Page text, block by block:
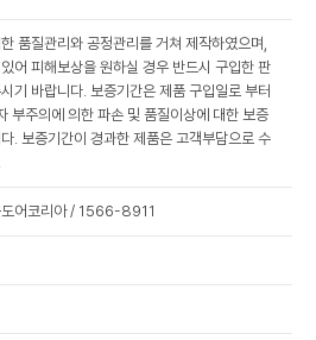
품질관리와 공정관리를 거쳐 제작하였으며,
어 피해보상을 원하실 경우 반드시 구입한 판
기 바랍니다. 보증기간은 제품 구입일로 부터
부주의에 의한 파손 및 품질이상에 대한 보증
. 보증기간이 경과한 제품은 고객부담으로 수
도어코리아 / 1566-8911